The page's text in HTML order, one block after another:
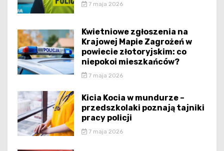
7 maja 2026
Kwietniowe zgłoszenia na
Krajowej Mapie Zagrożeń w
powiecie złotoryjskim: co
niepokoi mieszkańców?
7 maja 2026
Kicia Kocia w mundurze –
przedszkolaki poznają tajniki
pracy policji
7 maja 2026